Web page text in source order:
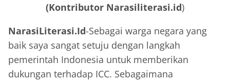
(Kontributor Narasiliterasi.id)
NarasiLiterasi.Id-Sebagai warga negara yang
baik saya sangat setuju dengan langkah
pemerintah Indonesia untuk memberikan
dukungan terhadap ICC. Sebagaimana